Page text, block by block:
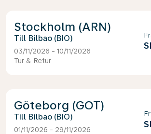
Stockholm (ARN)
Bilbao (BIO)
03/11/2026 - 10/11/2026
Tur & Retur
Göteborg (GOT)
Bilbao (BIO)
01/11/2026 - 29/11/2026